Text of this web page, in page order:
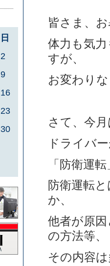
皆さま、
体力も気
すが、
お変わり
さて、今
ドライバ
「防衛運
防衛運転
か、
他者が原
の方法等、
その内容
日
2
9
16
23
30